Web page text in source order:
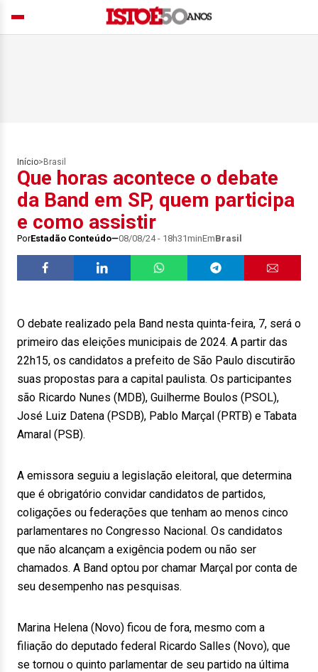
Início> Brasil
Que horas acontece o debate
da Band em SP, quem participa
e como assistir
PorEstadão Conteúdo 08/08/24 - 18h31minEmBrasil
O debate realizado pela Band nesta quinta-feira, 7, será o
primeiro das eleições municipais de 2024. A partir das
22h15, os candidatos a prefeito de São Paulo discutirão
suas propostas para a capital paulista. Os participantes
são Ricardo Nunes (MDB), Guilherme Boulos (PSOL),
José Luiz Datena (PSDB), Pablo Marçal (PRTB) e Tabata
Amaral (PSB).
A emissora seguiu a legislação eleitoral, que determina
que é obrigatório convidar candidatos de partidos,
coligações ou federações que tenham ao menos cinco
parlamentares no Congresso Nacional. Os candidatos
que não alcançam a exigência podem ou não ser
chamados. A Band optou por chamar Marçal por conta de
seu desempenho nas pesquisas.
Marina Helena (Novo) ficou de fora, mesmo com a
filiação do deputado federal Ricardo Salles (Novo), que
se tornou o quinto parlamentar de seu partido na última